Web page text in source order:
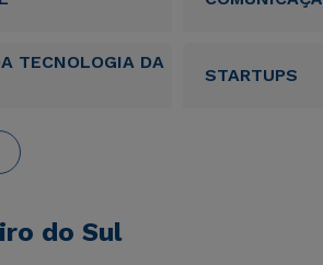
TECNOLOGIA DA
STARTUPS
do Sul